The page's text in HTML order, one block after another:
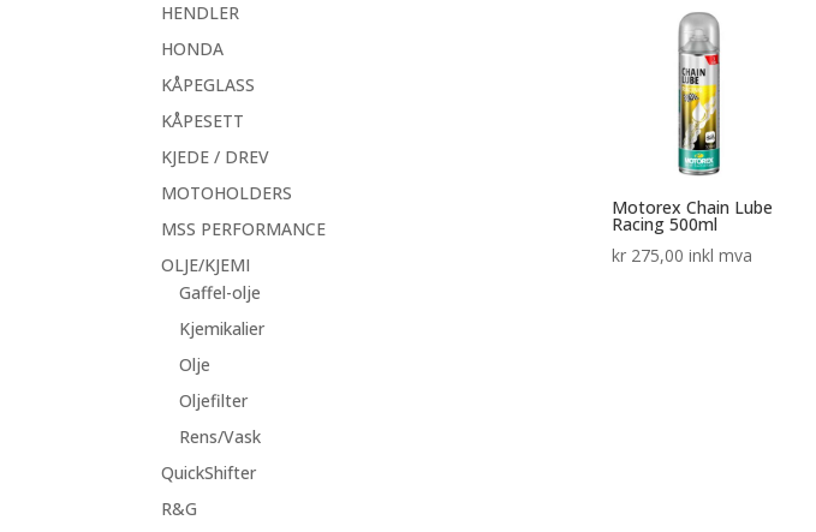
Motorex Chain Lube
Racing 500ml
kr275,00 inkl mva
HENDLER
HONDA
KÅPEGLASS
KÅPESETT
KJEDE / DREV
MOTOHOLDERS
MSS PERFORMANCE
OLJE/KJEMI
Gaffel-olje
Kjemikalier
Olje
Oljefilter
Rens/Vask
QuickShifter
R&G